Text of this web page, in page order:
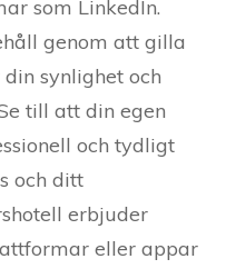
som LinkedIn.
genom att gilla
synlighet och
till att din egen
och tydligt
och ditt
erbjuder
eller appar